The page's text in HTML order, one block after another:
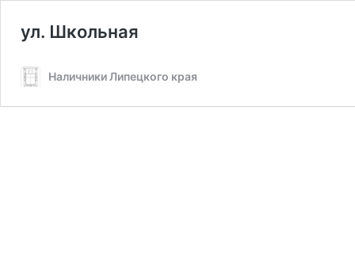
ул. Школьная
Наличники Липецкого края